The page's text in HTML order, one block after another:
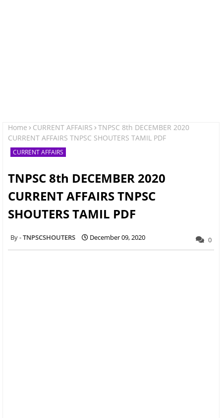
Home CURRENT AFFAIRS
TNPSC 8th DECEMBER 2020
CURRENT AFFAIRS TNPSC SHOUTERS TAMIL PDF
CURRENT AFFAIRS
TNPSC 8th DECEMBER 2020
CURRENT AFFAIRS TNPSC
SHOUTERS TAMIL PDF
TNPSCSHOUTERS December 09, 2020 0